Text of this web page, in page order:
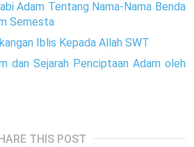
Adam Tentang Nama-Nama Benda
Semesta
Iblis Kepada Allah SWT
dan Sejarah Penciptaan Adam oleh
THIS POST